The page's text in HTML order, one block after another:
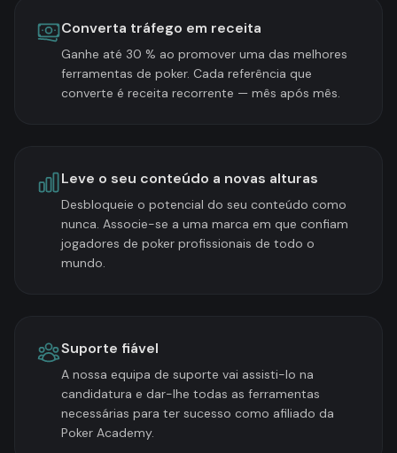
Converta tráfego em receita
Ganhe até 30 % ao promover uma das melhores
ferramentas de poker. Cada referência que
converte é receita recorrente — mês após mês.
Leve o seu conteúdo a novas alturas
Desbloqueie o potencial do seu conteúdo como
nunca. Associe-se a uma marca em que confiam
jogadores de poker profissionais de todo o
mundo.
Suporte fiável
A nossa equipa de suporte vai assisti-lo na
candidatura e dar-lhe todas as ferramentas
necessárias para ter sucesso como afiliado da
Poker Academy.